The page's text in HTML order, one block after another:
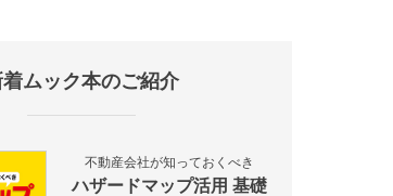
ムック本のご紹介
不動産会社が知っておくべき
ハザードマップ活用 基礎